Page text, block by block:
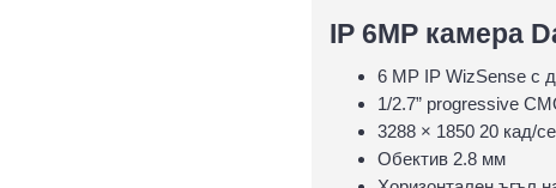
IP 6MP камера
6 MP IP WizSense с
1/2.7” progressive
3288 × 1850 20 кад/
Обектив 2.8 мм